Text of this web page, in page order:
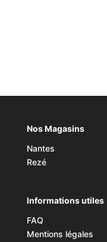
Nos Magasins
Nantes
Rezé
Informations utiles
FAQ
Mentions légales